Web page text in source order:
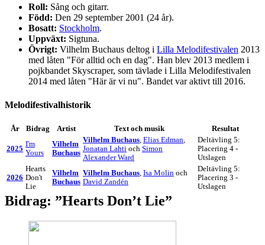
Roll: Sång och gitarr.
Född: Den 29 september 2001 (24 år).
Bosatt: Stockholm.
Uppväxt: Sigtuna.
Övrigt: Vilhelm Buchaus deltog i Lilla Melodifestivalen 2013
med låten "För alltid och en dag". Han blev 2013 medlem i
pojkbandet Skyscraper, som tävlade i Lilla Melodifestivalen
2014 med låten "Här är vi nu". Bandet var aktivt till 2016.
Melodifestivalhistorik
År Bidrag Artist Text och musik Resultat
2025
I'm
Yours
Vilhelm
Buchaus
Vilhelm Buchaus, Elias Edman,
Jonatan Lahti och Simon
Alexander Ward
Deltävling 5:
Placering 4 -
Utslagen
2026
Hearts
Don't
Lie
Vilhelm
Buchaus
Vilhelm Buchaus, Isa Molin och
David Zandén
Deltävling 5:
Placering 3 -
Utslagen
Bidrag: ”Hearts Don’t Lie”